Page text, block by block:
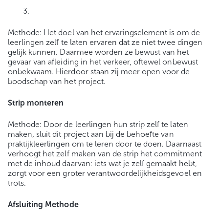
Methode: Het doel van het ervaringselement is om de
leerlingen zelf te laten ervaren dat ze niet twee dingen
gelijk kunnen. Daarmee worden ze bewust van het
gevaar van afleiding in het verkeer, oftewel onbewust
onbekwaam. Hierdoor staan zij meer open voor de
boodschap van het project.
Strip monteren
Methode: Door de leerlingen hun strip zelf te laten
maken, sluit dit project aan bij de behoefte van
praktijkleerlingen om te leren door te doen. Daarnaast
verhoogt het zelf maken van de strip het commitment
met de inhoud daarvan: iets wat je zelf gemaakt hebt,
zorgt voor een groter verantwoordelijkheidsgevoel en
trots.
Afsluiting Methode